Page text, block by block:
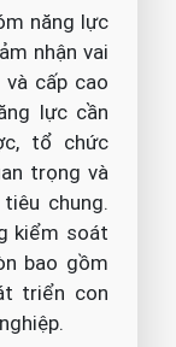
năng lực
nhận vai
cấp cao
lực cần
tổ chức
trọng và
chung.
kiểm soát
bao gồm
triển con